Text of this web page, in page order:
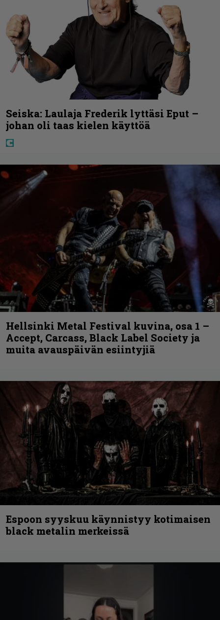
Seiska: Laulaja Frederik lyttäsi Eput –
johan oli taas kielen käyttöä
Hellsinki Metal Festival kuvina, osa 1 –
Accept, Carcass, Black Label Society ja
muita avauspäivän esiintyjiä
Espoon syyskuu käynnistyy kotimaisen
black metalin merkeissä